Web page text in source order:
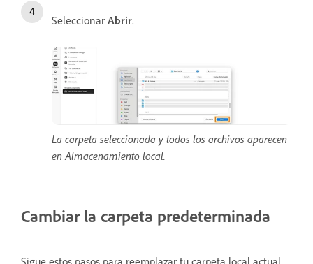
Seleccionar Abrir.
La carpeta seleccionada y todos los archivos aparecen
en Almacenamiento local.
Cambiar la carpeta predeterminada